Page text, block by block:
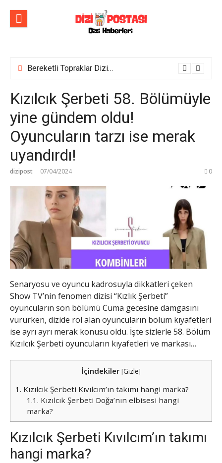
Bereketli Topraklar Dizisinin İlk Tanıtım Fragmanı Yayımlandı! Yeni dizi yakında Show TV’de başlıyor!
Kızılcık Şerbeti 58. Bölümüyle
yine gündem oldu!
Oyuncuların tarzı ise merak
uyandırdı!
dizipost 07/04/2024 0
Senaryosu ve oyuncu kadrosuyla dikkatleri çeken
Show TV’nin fenomen dizisi “Kızlık Şerbeti”
oyuncuların son bölümü Cuma gecesine damgasını
vururken, dizide rol alan oyuncuların bölüm kıyafetleri
ise ayrı ayrı merak konusu oldu. İşte sizlerle 58. Bölüm
Kızılcık Şerbeti oyuncuların kıyafetleri ve markası…
İçindekiler [Gizle]
1. Kızılcık Şerbeti Kıvılcım’ın takımı hangi marka?
1.1. Kızılcık Şerbeti Doğa’nın elbisesi hangi
marka?
Kızılcık Şerbeti Kıvılcım’ın takımı
hangi marka?